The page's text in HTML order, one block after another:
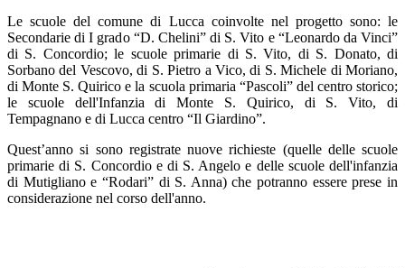
Le scuole del comune di Lucca coinvolte nel progetto sono: le
Secondarie di I grado “D. Chelini” di S. Vito e “Leonardo da Vinci”
di S. Concordio; le scuole primarie di S. Vito, di S. Donato, di
Sorbano del Vescovo, di S. Pietro a Vico, di S. Michele di Moriano,
di Monte S. Quirico e la scuola primaria “Pascoli” del centro storico;
le scuole dell'Infanzia di Monte S. Quirico, di S. Vito, di
Tempagnano e di Lucca centro “Il Giardino”.
Quest’anno si sono registrate nuove richieste (quelle delle scuole
primarie di S. Concordio e di S. Angelo e delle scuole dell'infanzia
di Mutigliano e “Rodari” di S. Anna) che potranno essere prese in
considerazione nel corso dell'anno.